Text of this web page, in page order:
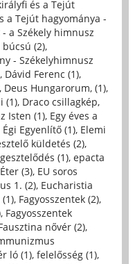
és a Tejút
a Tejút hagyománya -
a Székely himnusz
(2),
- Székelyhimnusz
, Dávid Ferenc (1),
Deus Hungarorum, (1),
(1), Draco csillagkép,
Isten (1), Egy éves a
Egyenlítő (1), Elemi
küldetés (2),
(1), epacta
Éter (3), EU soros
1. (2), Eucharistia
, Fagyosszentek (2),
, Fagyosszentek
nővér (2),
ló (1), felelősség (1),